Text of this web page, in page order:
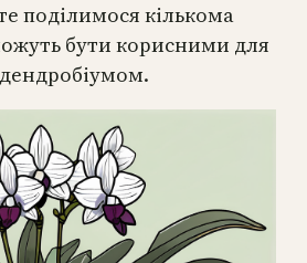
поділимося кількома
бути корисними для
дендробіумом.